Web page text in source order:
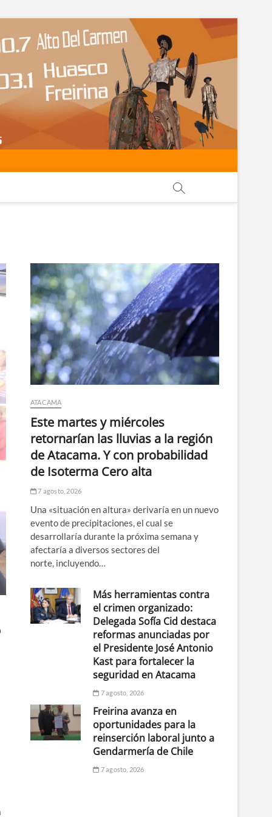
ATACAMA
Este martes y miércoles
retornarían las lluvias a la región
de Atacama. Y con probabilidad
de Isoterma Cero alta
7 agosto, 2026
Una «situación en altura» derivaría en un nuevo
evento de precipitaciones, el cual se
desarrollaría durante la próxima semana y
afectaría a diversos sectores del
norte, incluyendo…
Más herramientas contra
el crimen organizado:
Delegada Sofía Cid destaca
reformas anunciadas por
el Presidente José Antonio
Kast para fortalecer la
seguridad en Atacama
7 agosto, 2026
Freirina avanza en
oportunidades para la
reinserción laboral junto a
Gendarmería de Chile
7 agosto, 2026